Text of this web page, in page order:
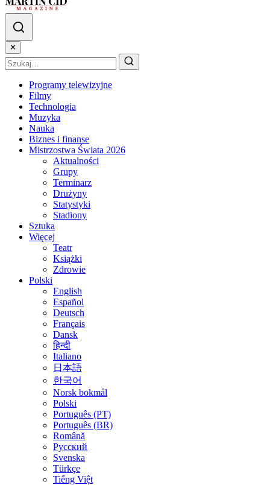
✕
Programy telewizyjne
Filmy
Technologia
Muzyka
Nauka
Biznes i finanse
Mistrzostwa Świata 2026
Aktualności
Grupy
Terminarz
Drużyny
Statystyki
Stadiony
Sztuka
Więcej
Teatr
Książki
Zdrowie
Polski
English
Español
Deutsch
Français
Dansk
हिन्दी
Italiano
日本語
한국어
Norsk bokmål
Polski
Português (PT)
Português (BR)
Română
Русский
Svenska
Türkçe
Tiếng Việt